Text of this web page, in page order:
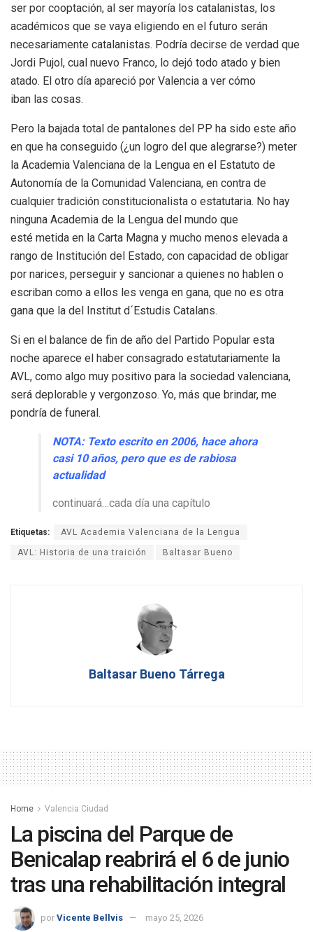
ser por cooptación, al ser mayoría los catalanistas, los
académicos que se vaya eligiendo en el futuro serán
necesariamente catalanistas. Podría decirse de verdad que
Jordi Pujol, cual nuevo Franco, lo dejó todo atado y bien
atado. El otro día apareció por Valencia a ver cómo
iban las cosas.
Pero la bajada total de pantalones del PP ha sido este año
en que ha conseguido (¿un logro del que alegrarse?) meter
la Academia Valenciana de la Lengua en el Estatuto de
Autonomía de la Comunidad Valenciana, en contra de
cualquier tradición constitucionalista o estatutaria. No hay
ninguna Academia de la Lengua del mundo que
esté metida en la Carta Magna y mucho menos elevada a
rango de Institución del Estado, con capacidad de obligar
por narices, perseguir y sancionar a quienes no hablen o
escriban como a ellos les venga en gana, que no es otra
gana que la del Institut d´Estudis Catalans.
Si en el balance de fin de año del Partido Popular esta
noche aparece el haber consagrado estatutariamente la
AVL, como algo muy positivo para la sociedad valenciana,
será deplorable y vergonzoso. Yo, más que brindar, me
pondría de funeral.
NOTA: Texto escrito en 2006, hace ahora
casi 10 años, pero que es de rabiosa
actualidad
continuará…cada día una capítulo
Etiquetas: AVL Academia Valenciana de la Lengua
AVL: Historia de una traición Baltasar Bueno
Baltasar Bueno Tárrega
Home Valencia Ciudad
La piscina del Parque de
Benicalap reabrirá el 6 de junio
tras una rehabilitación integral
por Vicente Bellvis mayo 25, 2026